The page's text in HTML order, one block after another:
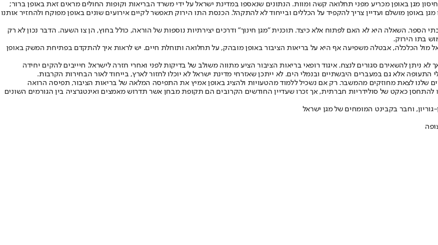
מגן באופן מכריע מפני תחלואה קשה ומוות. הנתונים שנאספו במדינת ישראל על ידי משרד הבריאות וקופות החולים מראים זאת באופן ברור;
באופן מושלם ועדיין צריך להקפיד על הכללים ובייחוד לא להתקהל. הכנסת התו הירוק תאפשר לקיים אירועים שונים באופן מפוקח ולהחזיר אותנו
השאלה היא לא האם לפתוח אלא כיצד. תוכנית "מגן חינוך" ודרכים יצירתיות נוספות של הוראה, כולל בחוץ, הן צו השעה. הדבר נכון לא רק
בתו הירוק.
מול הכלכלה, אבטלה משפיעה אף היא על בריאות הציבור באופן מובהק, על תחלואה ותוחלת חיים. יש לראות איך להתקדם בפתיחת המשק באופן
ניתן להשאירם סגורים לנצח. איגוד רופאי בריאות הציבור הציע מתווה משולב של בדיקות לפני ואחרי חזרה לישראל. חיייבים להקים יחידה
אלא גם במעברים היבשתיים ובנמלי הים. לא ייתכן שאזרחי מדינת ישראל לא יוכלו לחזור לארץ, בייחוד לאור הבחירות הקרבות.
שלנו לצאת מחוזקים מהמשבר. רק אם נשכיל ללמוד מהטעויות ולהציג באופן אמיץ את התפיסה המלאה של בריאות הציבור, תפיסה הרואה
כאקט של סולידריות חברתית, אך זכרו שעדיין החודשים הקרובים הם תקופת מבחן אשר תדרוש מאמצים ואינטגרציה בין הגורמים השונים
וחבר בקבינט המומחים של מגן ישראל